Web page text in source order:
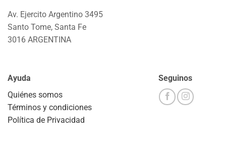
Av. Ejercito Argentino 3495
Santo Tome, Santa Fe
3016 ARGENTINA
Ayuda
Quiénes somos
Términos y condiciones
Política de Privacidad
Seguinos